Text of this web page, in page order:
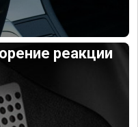
реакции